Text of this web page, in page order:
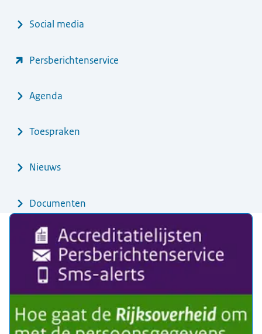
Social media
Persberichtenservice
Agenda
Toespraken
Nieuws
Documenten
Uitgelicht